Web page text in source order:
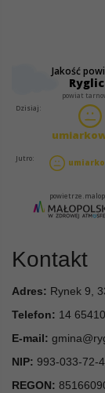
Kontakt
Adres: Rynek 9,
Telefon: 14
E-mail:
NIP: 993-033-72-
REGON: